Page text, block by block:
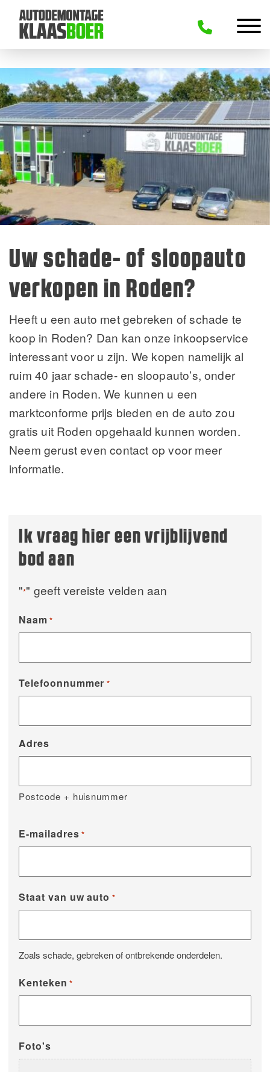
Uw schade- of sloopauto
verkopen in Roden?
Heeft u een auto met gebreken of schade te
koop in Roden? Dan kan onze inkoopservice
interessant voor u zijn. We kopen namelijk al
ruim 40 jaar schade- en sloopauto’s, onder
andere in Roden. We kunnen u een
marktconforme prijs bieden en de auto zou
gratis uit Roden opgehaald kunnen worden.
Neem gerust even contact op voor meer
informatie.
Ik vraag hier een vrijblijvend
bod aan
"*" geeft vereiste velden aan
Naam *
Telefoonnummer *
Adres
Postcode + huisnummer
E-mailadres *
Staat van uw auto *
Zoals schade, gebreken of ontbrekende onderdelen.
Kenteken *
Foto's